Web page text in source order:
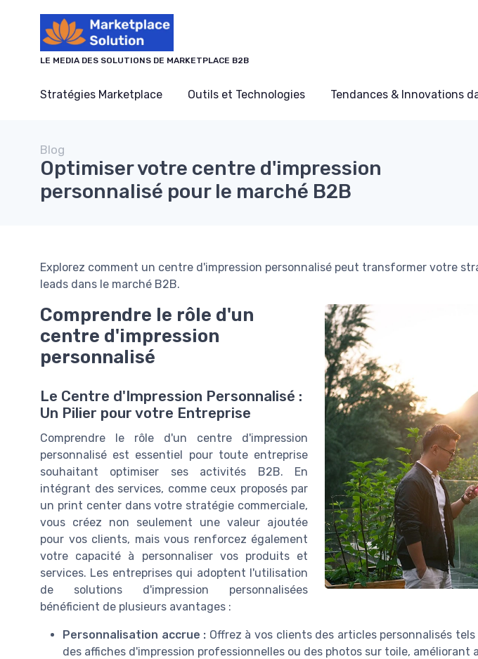
LE MEDIA DES SOLUTIONS DE MARKETPLACE B2B
Stratégies Marketplace Outils et Technologies Tendances & Innovations
Blog
Optimiser votre centre d'impression
personnalisé pour le marché B2B
Explorez comment un centre d'impression personnalisé peut transformer votre
leads dans le marché B2B.
Comprendre le rôle d'un
centre d'impression
personnalisé
Le Centre d'Impression Personnalisé :
Un Pilier pour votre Entreprise
Comprendre le rôle d'un centre d'impression
personnalisé est essentiel pour toute entreprise
souhaitant optimiser ses activités B2B. En
intégrant des services, comme ceux proposés par
un print center dans votre stratégie commerciale,
vous créez non seulement une valeur ajoutée
pour vos clients, mais vous renforcez également
votre capacité à personnaliser vos produits et
services. Les entreprises qui adoptent l'utilisation
de solutions d'impression personnalisées
bénéficient de plusieurs avantages :
Personnalisation accrue : Offrez à vos clients des articles personnalisés
des affiches d'impression professionnelles ou des photos sur toile, améliorant